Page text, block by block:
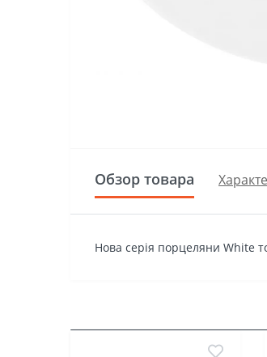
Обзор товара
Нова серія порцеляни White